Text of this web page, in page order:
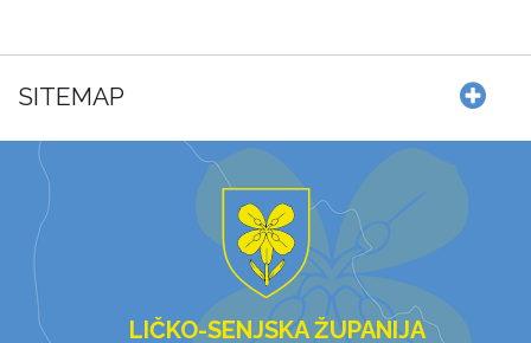
SITEMAP
LIČKO-SENJSKA ŽUPANIJA